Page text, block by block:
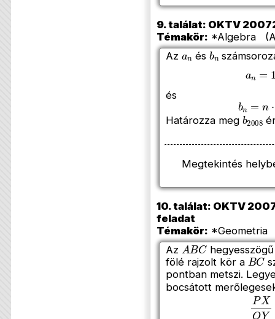
9. találat: OKTV
Témakör: *Algebra
Az anés bn
és b
Határozza meg b
Megtekintés
10. találat: OKTV
feladat
Témakör: *Geometria
Az ABC
fölé rajzolt kör a BC
pontban metszi.
bocsátott
PXQ